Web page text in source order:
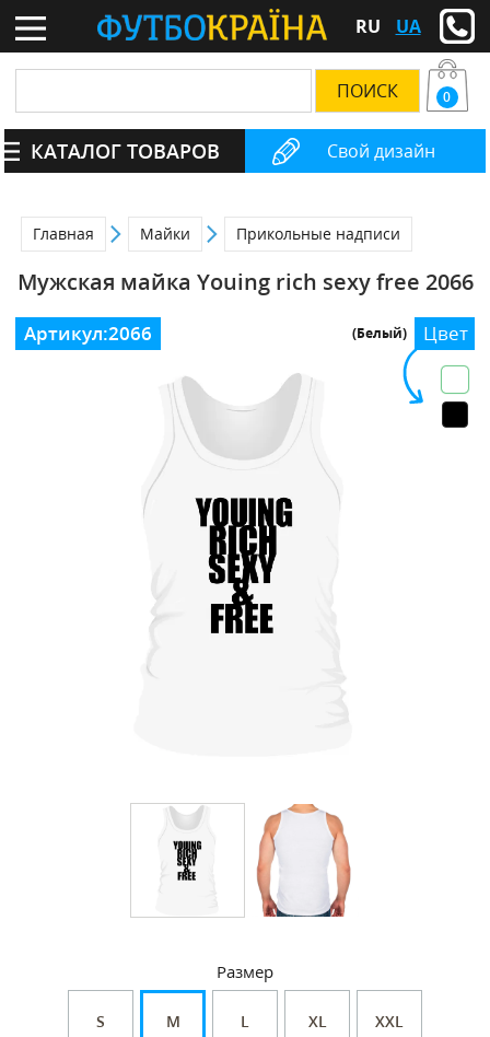
RU UA
Свой дизайн
0
КАТАЛОГ ТОВАРОВ
Главная Майки Прикольные надписи
Мужская майка Youing rich sexy free 2066
Цвет
(Белый)
Размер
S M L XL XXL
Артикул:2066